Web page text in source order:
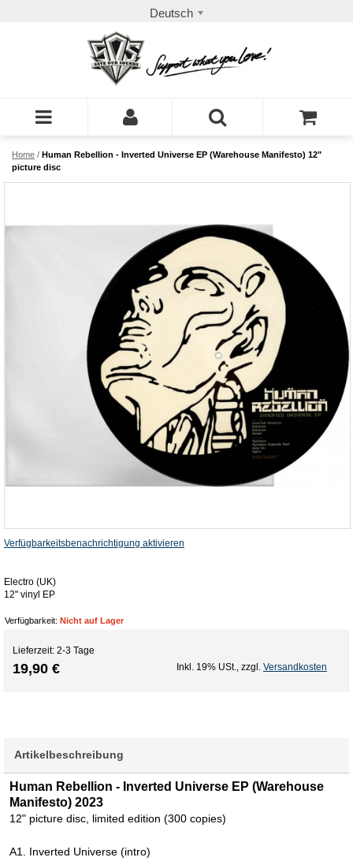
Deutsch
Home / Human Rebellion - Inverted Universe EP (Warehouse Manifesto) 12"
picture disc
Verfügbarkeitsbenachrichtigung aktivieren
Electro (UK)
12" vinyl EP
Verfügbarkeit: Nicht auf Lager
Lieferzeit: 2-3 Tage
19,90 € Inkl. 19% USt. zzgl. Versandkosten
Artikelbeschreibung
Human Rebellion - Inverted Universe EP (Warehouse
Manifesto) 2023
12" picture disc, limited edition (300 copies)
A1. Inverted Universe (intro)